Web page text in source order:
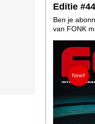
Editie
Ben je
van FONK